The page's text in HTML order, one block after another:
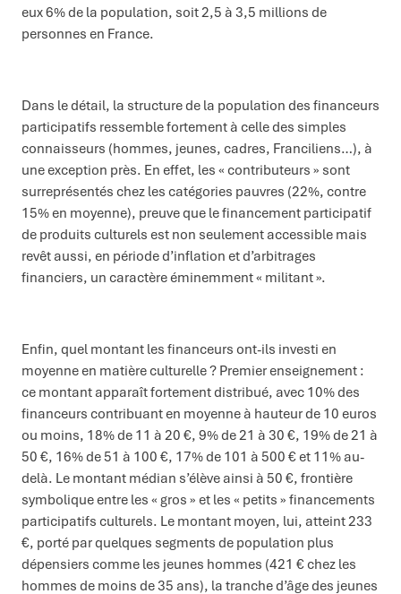
eux 6% de la population, soit 2,5 à 3,5 millions de
personnes en France.
Dans le détail, la structure de la population des financeurs
participatifs ressemble fortement à celle des simples
connaisseurs (hommes, jeunes, cadres, Franciliens…), à
une exception près. En effet, les « contributeurs » sont
surreprésentés chez les catégories pauvres (22%, contre
15% en moyenne), preuve que le financement participatif
de produits culturels est non seulement accessible mais
revêt aussi, en période d’inflation et d’arbitrages
financiers, un caractère éminemment « militant ».
Enfin, quel montant les financeurs ont-ils investi en
moyenne en matière culturelle ? Premier enseignement :
ce montant apparaît fortement distribué, avec 10% des
financeurs contribuant en moyenne à hauteur de 10 euros
ou moins, 18% de 11 à 20 €, 9% de 21 à 30 €, 19% de 21 à
50 €, 16% de 51 à 100 €, 17% de 101 à 500 € et 11% au-
delà. Le montant médian s’élève ainsi à 50 €, frontière
symbolique entre les « gros » et les « petits » financements
participatifs culturels. Le montant moyen, lui, atteint 233
€, porté par quelques segments de population plus
dépensiers comme les jeunes hommes (421 € chez les
hommes de moins de 35 ans), la tranche d’âge des jeunes